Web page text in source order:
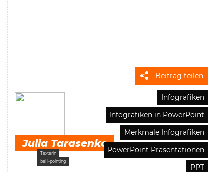
Julia Tarasenko
Texterin
bei i-pointing
Beitrag teilen
Infografiken
Infografiken in PowerPoint
Merkmale Infografiken
PowerPoint Präsentationen
PPT